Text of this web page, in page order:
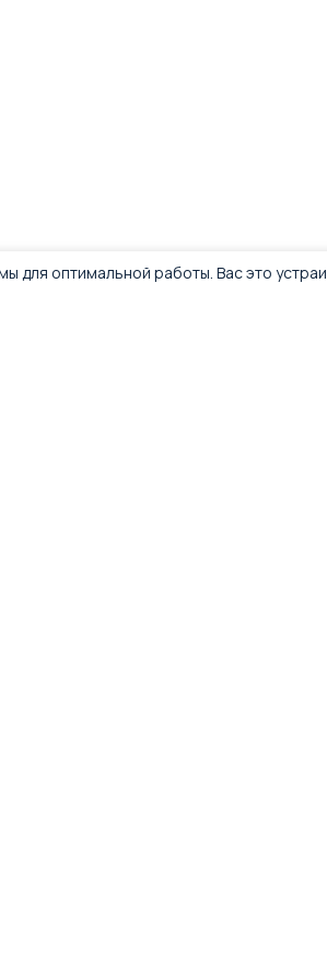
для оптимальной работы. Вас это